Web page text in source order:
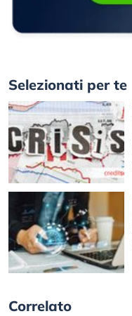
Selezionati per te
Correlato